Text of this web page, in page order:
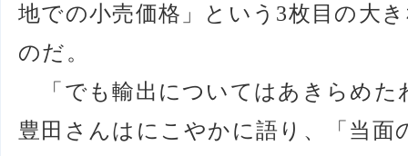
地での小売価格」という3枚目の大
のだ。
「でも輸出についてはあきらめた
豊田さんはにこやかに語り、「当面